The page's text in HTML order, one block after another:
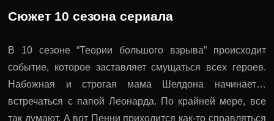
Сюжет 10 сезона сериала
В 10 сезоне “Теории большого взрыва” происходит
событие, которое заставляет смущаться всех героев.
Набожная и строгая мама Шелдона начинает…
встречаться с папой Леонарда. По крайней мере, все
так думают. А вот Пенни приходится как-то справляться